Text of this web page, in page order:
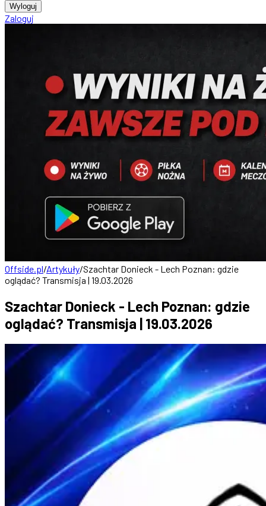
Wyloguj
Zaloguj
Offside.pl/Artykuły/Szachtar Donieck - Lech Poznan: gdzie
oglądać? Transmisja | 19.03.2026
Szachtar Donieck - Lech Poznan: gdzie
oglądać? Transmisja | 19.03.2026